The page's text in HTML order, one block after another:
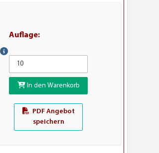
Auflage:
In den Warenkorb
PDF Angebot
speichern